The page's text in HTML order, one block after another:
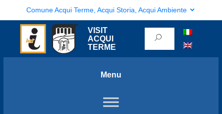
Comune Acqui Terme, Acqui Storia, Acqui Ambiente
VISIT
ACQUI
TERME
Menu